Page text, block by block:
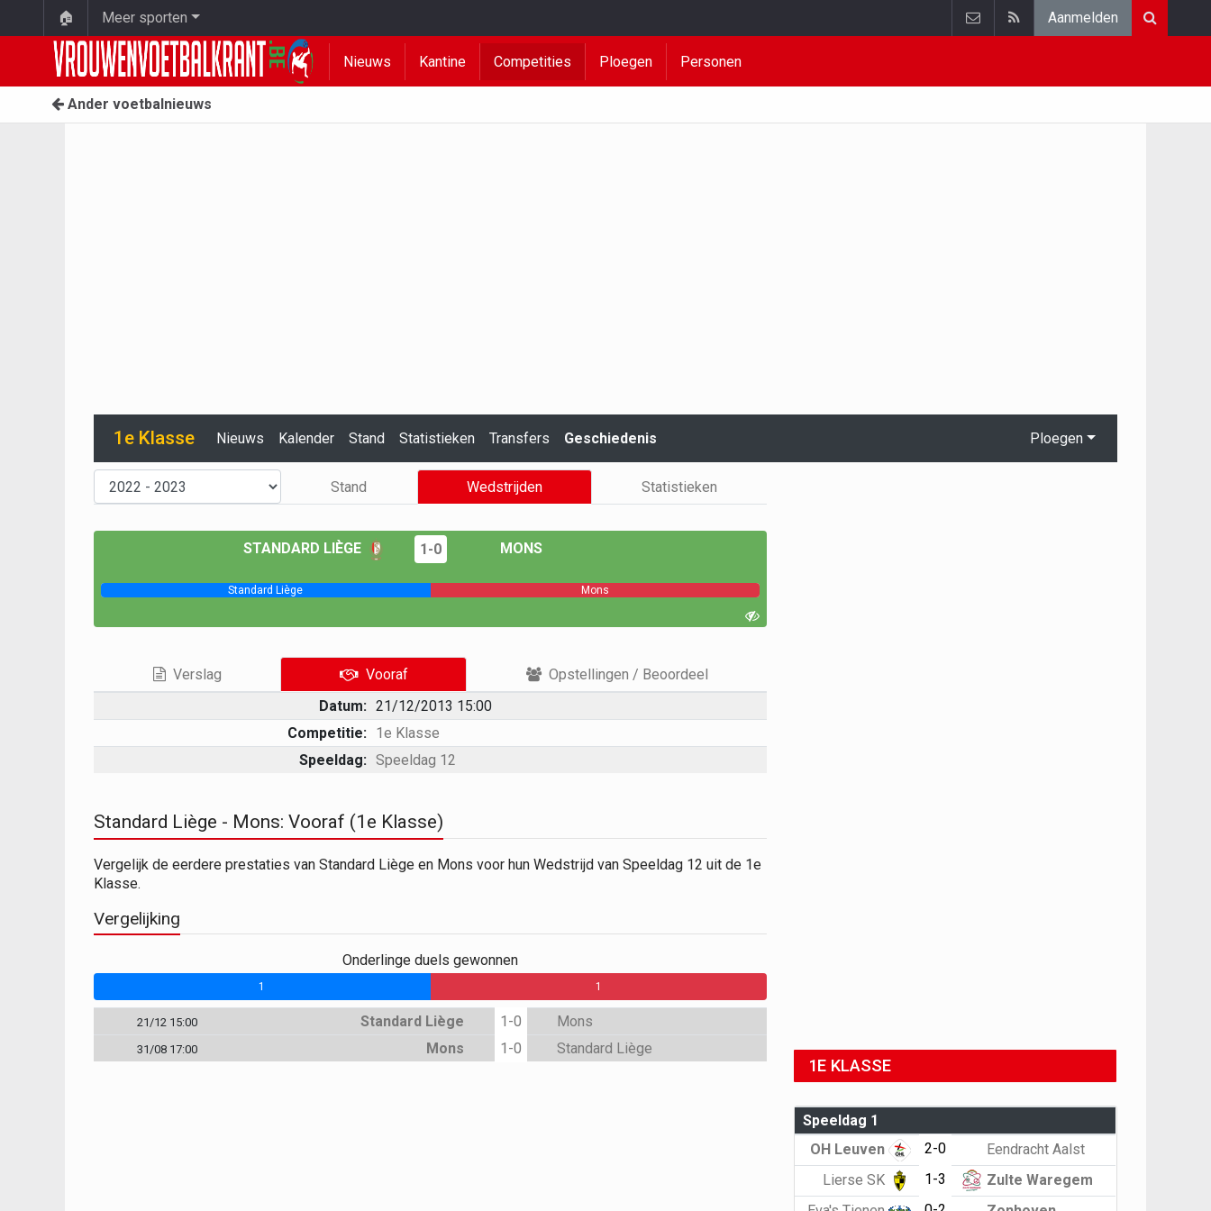
🏠 Meer sporten Aanmelden
Nieuws Kantine Competities Ploegen Personen
Ander voetbalnieuws
1e Klasse Nieuws Kalender Stand Statistieken Transfers Geschiedenis Ploegen
Stand Wedstrijden Statistieken
STANDARD LIÈGE 1-0 MONS
Standard Liège Mons
Verslag Vooraf
Opstellingen / Beoordeel
Datum: 21/12/2013 15:00
Competitie: 1e Klasse
Speeldag: Speeldag 12
Standard Liège - Mons: Vooraf (1e Klasse)
Vergelijk de eerdere prestaties van Standard Liège en Mons voor hun Wedstrijd van Speeldag 12 uit de 1e
Klasse.
Vergelijking
Onderlinge duels gewonnen
1 1
21/12 15:00 Standard Liège 1-0 Mons
31/08 17:00 Mons 1-0 Standard Liège
1E KLASSE
Speeldag 1
OH Leuven
2-0
Eendracht Aalst
Lierse SK
1-3
Zulte Waregem